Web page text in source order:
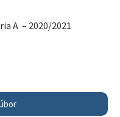
A – 2020/2021